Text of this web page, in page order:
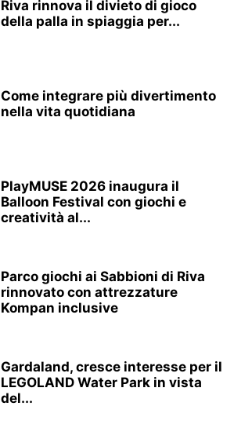
Riva rinnova il divieto di gioco
della palla in spiaggia per...
Come integrare più divertimento
nella vita quotidiana
PlayMUSE 2026 inaugura il
Balloon Festival con giochi e
creatività al...
Parco giochi ai Sabbioni di Riva
rinnovato con attrezzature
Kompan inclusive
Gardaland, cresce interesse per il
LEGOLAND Water Park in vista
del...